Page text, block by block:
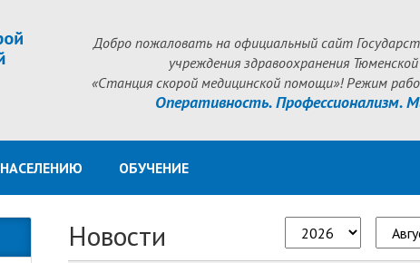
Добро пожаловать на официальный сайт
учреждения здравоохранения
«Станция скорой медицинской помощи»! Режим
Оперативность. Профессионализм.
НАСЕЛЕНИЮ ОБУЧЕНИЕ
Новости